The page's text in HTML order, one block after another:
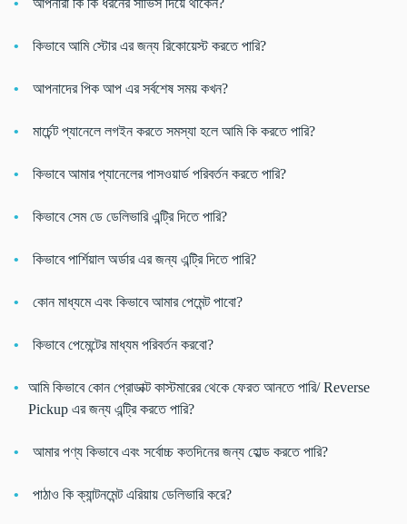
আপনারা কি কি ধরনের সার্ভিস দিয়ে থাকেন?
কিভাবে আমি স্টোর এর জন্য রিকোয়েস্ট করতে পারি?
আপনাদের পিক আপ এর সর্বশেষ সময় কখন?
মার্চেন্ট প্যানেলে লগইন করতে সমস্যা হলে আমি কি করতে পারি?
কিভাবে আমার প্যানেলের পাসওয়ার্ড পরিবর্তন করতে পারি?
কিভাবে সেম ডে ডেলিভারি এন্ট্রি দিতে পারি?
কিভাবে পার্শিয়াল অর্ডার এর জন্য এন্ট্রি দিতে পারি?
কোন মাধ্যমে এবং কিভাবে আমার পেমেন্ট পাবো?
কিভাবে পেমেন্টের মাধ্যম পরিবর্তন করবো?
আমি কিভাবে কোন প্রোডাক্ট কাস্টমারের থেকে ফেরত আনতে পারি/ Reverse
Pickup এর জন্য এন্ট্রি করতে পারি?
আমার পণ্য কিভাবে এবং সর্বোচ্চ কতদিনের জন্য হোল্ড করতে পারি?
পাঠাও কি ক্যান্টনমেন্ট এরিয়ায় ডেলিভারি করে?